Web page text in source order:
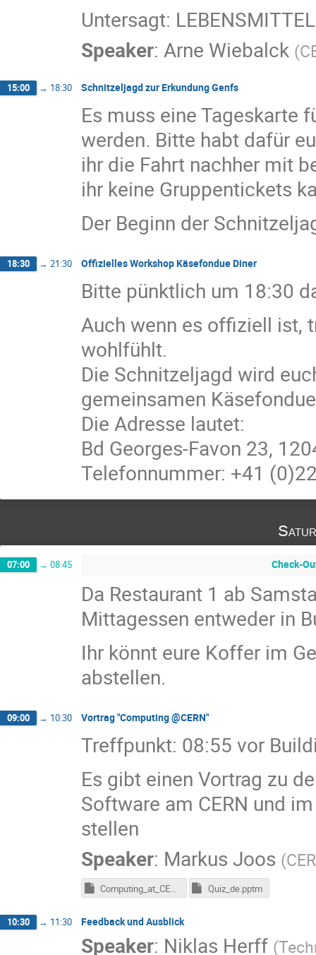
Untersagt:
Speaker: Arne Wiebalck (
15:00 → 18:30 Schnitzeljagd zur Erkundung Genfs
Es muss eine Tageskarte
werden. Bitte habt dafür
ihr die Fahrt nachher mit
ihr keine Gruppentickets
Der Beginn der
18:30 → 21:30 Offizielles Workshop Käsefondue Diner
Bitte pünktlich um 18:30
Auch wenn es offiziell ist,
wohlfühlt.
Die Schnitzeljagd wird
gemeinsamen
Die Adresse lautet:
Bd Georges-Favon 23,
Telefonnummer: +41
07:00 → 08:45 Check-
Da Restaurant 1 ab
Mittagessen entweder in
Ihr könnt eure Koffer im
abstellen.
09:00 → 10:30 Vortrag "Computing @CERN"
Treffpunkt: 08:55 vor
Es gibt einen Vortrag zu
Software am CERN und
stellen
Speaker: Markus Joos (
Quiz_de.pptm
10:30 → 11:30 Feedback und Ausblick
Speaker: Niklas Herff (